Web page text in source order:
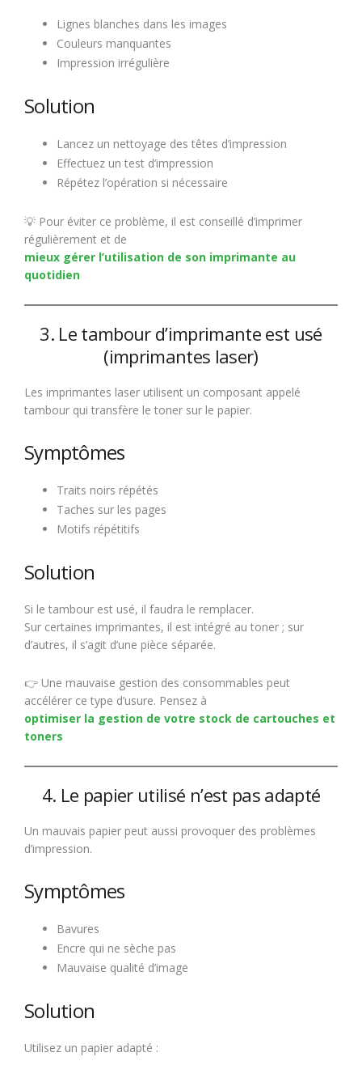
Lignes blanches dans les images
Couleurs manquantes
Impression irrégulière
Solution
Lancez un nettoyage des têtes d’impression
Effectuez un test d’impression
Répétez l’opération si nécessaire
💡 Pour éviter ce problème, il est conseillé d’imprimer
régulièrement et de
mieux gérer l’utilisation de son imprimante au
quotidien
3. Le tambour d’imprimante est usé
(imprimantes laser)
Les imprimantes laser utilisent un composant appelé
tambour qui transfère le toner sur le papier.
Symptômes
Traits noirs répétés
Taches sur les pages
Motifs répétitifs
Solution
Si le tambour est usé, il faudra le remplacer.
Sur certaines imprimantes, il est intégré au toner ; sur
d’autres, il s’agit d’une pièce séparée.
👉 Une mauvaise gestion des consommables peut
accélérer ce type d’usure. Pensez à
optimiser la gestion de votre stock de cartouches et
toners
4. Le papier utilisé n’est pas adapté
Un mauvais papier peut aussi provoquer des problèmes
d’impression.
Symptômes
Bavures
Encre qui ne sèche pas
Mauvaise qualité d’image
Solution
Utilisez un papier adapté :